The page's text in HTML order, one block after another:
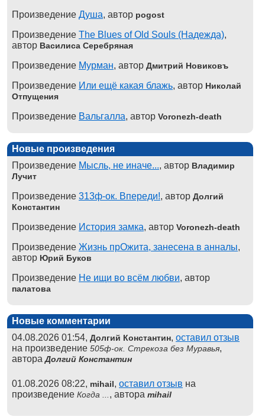
Произведение Душа, автор pogost
Произведение The Blues of Old Souls (Надежда),
автор Василиса Серебряная
Произведение Мурман, автор Дмитрий Новиковъ
Произведение Или ещё какая блажь, автор Николай
Отпущения
Произведение Вальгалла, автор Voronezh-death
Новые произведения
Произведение Мысль, не иначе..., автор Владимир
Лучит
Произведение 313ф-ок. Впереди!, автор Долгий
Константин
Произведение История замка, автор Voronezh-death
Произведение Жизнь прОжита, занесена в анналы,
автор Юрий Буков
Произведение Не ищи во всём любви, автор
палатова
Новые комментарии
04.08.2026 01:54, Долгий Константин, оставил отзыв
на произведение 505ф-ок. Стрекоза без Муравья,
автораДолгий Константин
01.08.2026 08:22, mihail, оставил отзыв на
произведение Когда ... , автора mihail